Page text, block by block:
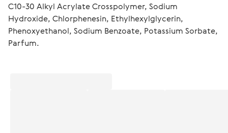
C10-30 Alkyl Acrylate Crosspolymer, Sodium
Hydroxide, Chlorphenesin, Ethylhexylglycerin,
Phenoxyethanol, Sodium Benzoate, Potassium Sorbate,
Parfum.